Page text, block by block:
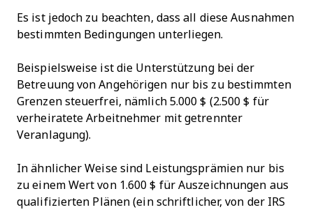
Es ist jedoch zu beachten, dass all diese Ausnahmen
bestimmten Bedingungen unterliegen.
Beispielsweise ist die Unterstützung bei der
Betreuung von Angehörigen nur bis zu bestimmten
Grenzen steuerfrei, nämlich 5.000 $ (2.500 $ für
verheiratete Arbeitnehmer mit getrennter
Veranlagung).
In ähnlicher Weise sind Leistungsprämien nur bis
zu einem Wert von 1.600 $ für Auszeichnungen aus
qualifizierten Plänen (ein schriftlicher, von der IRS